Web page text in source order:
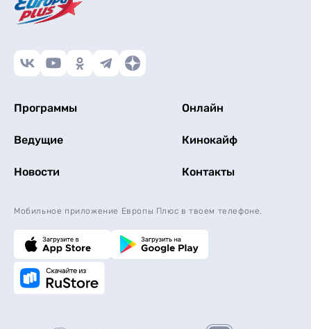
Программы Онлайн
Ведущие Кинокайф
Новости Контакты
Мобильное приложение Европы Плюс в твоем телефоне.